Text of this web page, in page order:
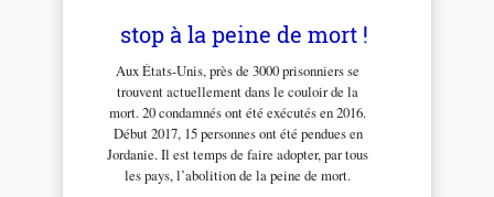
stop à la peine de mort !
Aux États-Unis, près de 3000 prisonniers se
trouvent actuellement dans le couloir de la
mort. 20 condamnés ont été exécutés en 2016.
Début 2017, 15 personnes ont été pendues en
Jordanie. Il est temps de faire adopter, par tous
les pays, l’abolition de la peine de mort.